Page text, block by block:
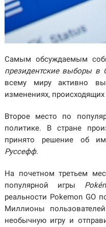
Самым обсуждаемым
президентские выборы в
всему миру активно
изменениях,
Второе место по
политике. В стране
принято решение об
Руссефф.
На почетном третьем
популярной игры
реальности Pokemon GO
Миллионы
необычную игру и